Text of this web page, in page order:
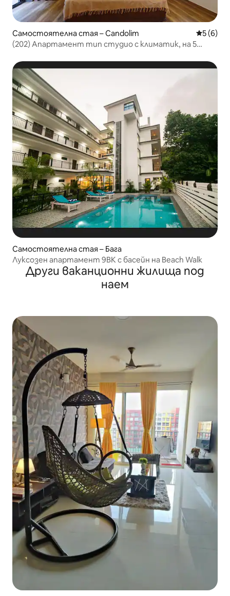
Самостоятелна стая – Candolim Средна
5 (6)
(202) Апартамент тип студио с климатик, на 5
Самостоятелна стая – Бага
Луксозен апартамент 9BK с басейн на Beach Walk
Други ваканционни жилища под
наем